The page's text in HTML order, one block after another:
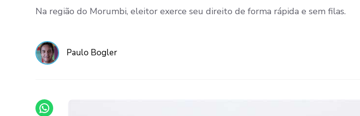
Na região do Morumbi, eleitor exerce seu direito de forma rápida e sem filas.
Paulo Bogler
Share on WhatsApp